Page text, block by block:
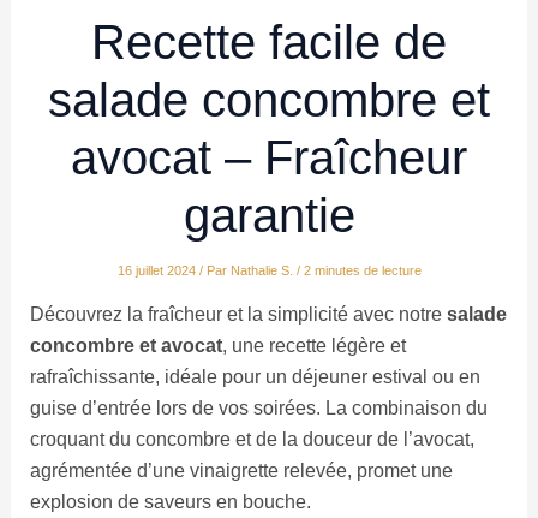
Recette facile de
salade concombre et
avocat – Fraîcheur
garantie
16 juillet 2024 / Par Nathalie S. / 2 minutes de lecture
Découvrez la fraîcheur et la simplicité avec notre salade
concombre et avocat, une recette légère et
rafraîchissante, idéale pour un déjeuner estival ou en
guise d’entrée lors de vos soirées. La combinaison du
croquant du concombre et de la douceur de l’avocat,
agrémentée d’une vinaigrette relevée, promet une
explosion de saveurs en bouche.